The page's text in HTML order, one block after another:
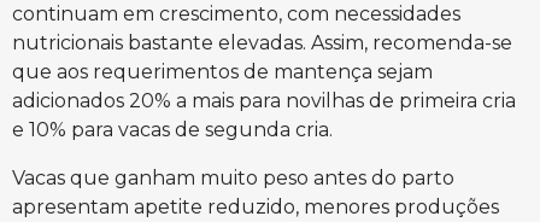
continuam em crescimento, com necessidades
nutricionais bastante elevadas. Assim, recomenda-se
que aos requerimentos de mantença sejam
adicionados 20% a mais para novilhas de primeira cria
e 10% para vacas de segunda cria.
Vacas que ganham muito peso antes do parto
apresentam apetite reduzido, menores produções